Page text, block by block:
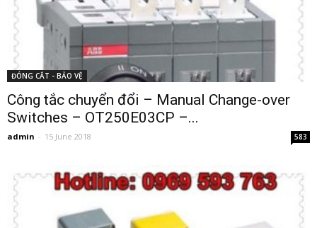
ĐÓNG CẮT - BẢO VỆ
Công tắc chuyển đổi – Manual Change-over
Switches – OT250E03CP –...
admin - 15 June 2018 583